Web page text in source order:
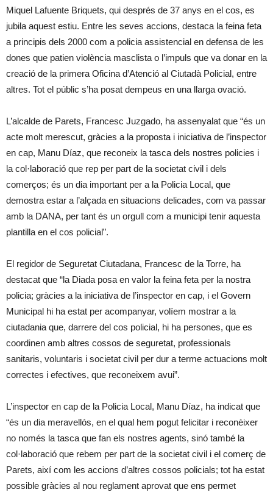
Miquel Lafuente Briquets, qui després de 37 anys en el cos, es
jubila aquest estiu. Entre les seves accions, destaca la feina feta
a principis dels 2000 com a policia assistencial en defensa de les
dones que patien violència masclista o l’impuls que va donar en la
creació de la primera Oficina d’Atenció al Ciutadà Policial, entre
altres. Tot el públic s’ha posat dempeus en una llarga ovació.
L’alcalde de Parets, Francesc Juzgado, ha assenyalat que “és un
acte molt merescut, gràcies a la proposta i iniciativa de l’inspector
en cap, Manu Díaz, que reconeix la tasca dels nostres policies i
la col·laboració que rep per part de la societat civil i dels
comerços; és un dia important per a la Policia Local, que
demostra estar a l’alçada en situacions delicades, com va passar
amb la DANA, per tant és un orgull com a municipi tenir aquesta
plantilla en el cos policial”.
El regidor de Seguretat Ciutadana, Francesc de la Torre, ha
destacat que “la Diada posa en valor la feina feta per la nostra
policia; gràcies a la iniciativa de l’inspector en cap, i el Govern
Municipal hi ha estat per acompanyar, volíem mostrar a la
ciutadania que, darrere del cos policial, hi ha persones, que es
coordinen amb altres cossos de seguretat, professionals
sanitaris, voluntaris i societat civil per dur a terme actuacions molt
correctes i efectives, que reconeixem avui”.
L’inspector en cap de la Policia Local, Manu Díaz, ha indicat que
“és un dia meravellós, en el qual hem pogut felicitar i reconèixer
no només la tasca que fan els nostres agents, sinó també la
col·laboració que rebem per part de la societat civil i el comerç de
Parets, així com les accions d’altres cossos policials; tot ha estat
possible gràcies al nou reglament aprovat que ens permet